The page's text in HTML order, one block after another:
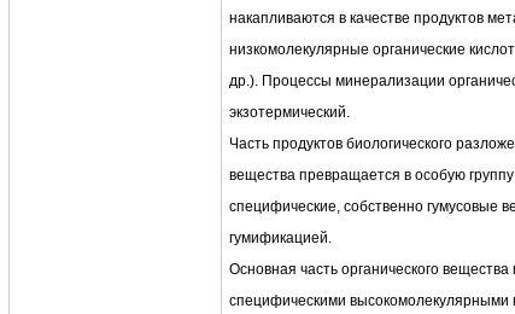
накапливаются в качестве продуктов
низкомолекулярные органические
др.). Процессы минерализации
экзотермический.
Часть продуктов биологического
вещества превращается в особую
специфические, собственно гумусовые
гумификацией.
Основная часть органического
специфическими